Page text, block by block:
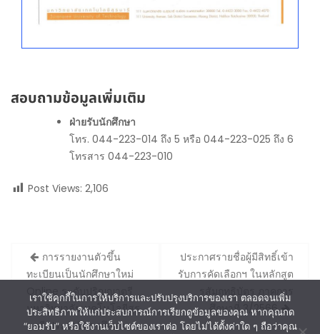
สอบถามข้อมูลเพิ่มเติม
ฝ่ายรับนักศึกษา
โทร. 044-223-014 ถึง 5 หรือ 044-223-025 ถึง 6
โทรสาร 044-223-010
Post Views: 2,106
Post
navigation
การรายงานตัวขึ้น
ทะเบียนเป็นนักศึกษาใหม่
Online ระดับปริญญาตรี
มหาวิทยาลัยเทคโนโลยีสุร
นารี ประจำปีการศึกษา
ประกาศรายชื่อผู้มีสิทธิ์เข้า
รับการคัดเลือกฯ ในหลักสูต
รสัมฤทธิบัตร ภาคการ
ศึกษาที่ 3/2566
เราใช้คุกกี้ในการให้บริการและปรับปรุงบริการของเรา ตลอดจนเพิ่ม
ประสิทธิภาพให้แก่ประสบการณ์การเรียกดูข้อมูลของคุณ หากคุณกด
“ยอมรับ” หรือใช้งานเว็บไซต์ของเราต่อ โดยไม่ได้ตั้งค่าใด ๆ ถือว่าคุณ